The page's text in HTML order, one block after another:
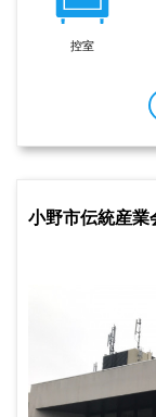
控室
小野市伝統産業